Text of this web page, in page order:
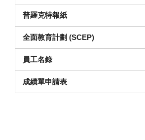
普羅克特報紙
全面教育計劃 (SCEP)
員工名錄
成績單申請表（在新視窗中打開）